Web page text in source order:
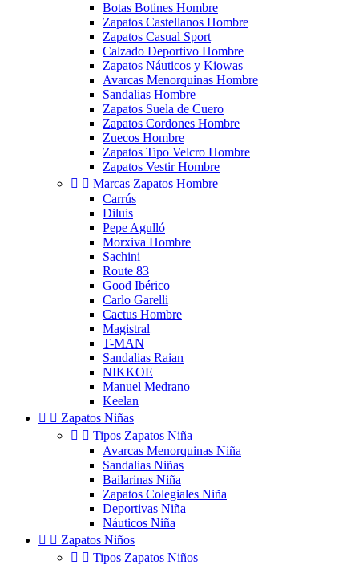
Botas Botines Hombre
Zapatos Castellanos Hombre
Zapatos Casual Sport
Calzado Deportivo Hombre
Zapatos Náuticos y Kiowas
Avarcas Menorquinas Hombre
Sandalias Hombre
Zapatos Suela de Cuero
Zapatos Cordones Hombre
Zuecos Hombre
Zapatos Tipo Velcro Hombre
Zapatos Vestir Hombre
  Marcas Zapatos Hombre
Carrús
Diluis
Pepe Agulló
Morxiva Hombre
Sachini
Route 83
Good Ibérico
Carlo Garelli
Cactus Hombre
Magistral
T-MAN
Sandalias Raian
NIKKOE
Manuel Medrano
Keelan
  Zapatos Niñas
  Tipos Zapatos Niña
Avarcas Menorquinas Niña
Sandalias Niñas
Bailarinas Niña
Zapatos Colegiales Niña
Deportivas Niña
Náuticos Niña
  Zapatos Niños
  Tipos Zapatos Niños